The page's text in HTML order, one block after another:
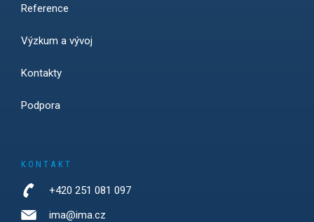
Reference
Výzkum a vývoj
Kontakty
Podpora
KONTAKT
+420 251 081 097
ima@ima.cz